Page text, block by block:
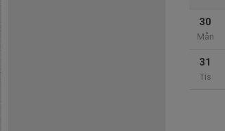
30
Mån
31
Tis